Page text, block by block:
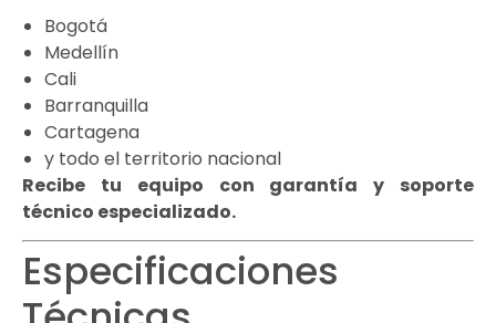
Bogotá
Medellín
Cali
Barranquilla
Cartagena
y todo el territorio nacional
Recibe tu equipo con garantía y soporte
técnico especializado.
Especificaciones